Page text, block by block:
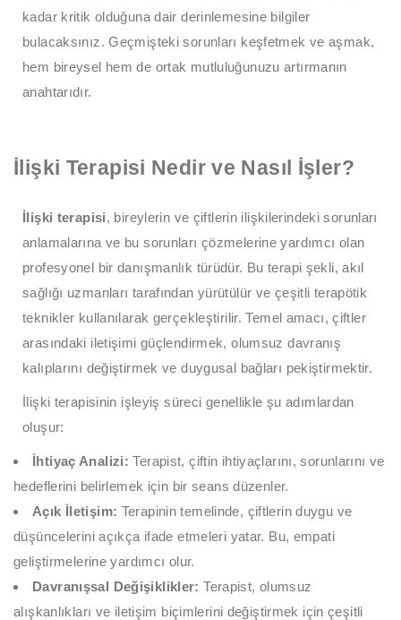
kadar kritik olduğuna dair derinlemesine bilgiler
bulacaksınız. Geçmişteki sorunları keşfetmek ve aşmak,
hem bireysel hem de ortak mutluluğunuzu artırmanın
anahtarıdır.
İlişki Terapisi Nedir ve Nasıl İşler?
İlişki terapisi, bireylerin ve çiftlerin ilişkilerindeki sorunları
anlamalarına ve bu sorunları çözmelerine yardımcı olan
profesyonel bir danışmanlık türüdür. Bu terapi şekli, akıl
sağlığı uzmanları tarafından yürütülür ve çeşitli terapötik
teknikler kullanılarak gerçekleştirilir. Temel amacı, çiftler
arasındaki iletişimi güçlendirmek, olumsuz davranış
kalıplarını değiştirmek ve duygusal bağları pekiştirmektir.
İlişki terapisinin işleyiş süreci genellikle şu adımlardan
oluşur:
İhtiyaç Analizi: Terapist, çiftin ihtiyaçlarını, sorunlarını ve
hedeflerini belirlemek için bir seans düzenler.
Açık İletişim: Terapinin temelinde, çiftlerin duygu ve
düşüncelerini açıkça ifade etmeleri yatar. Bu, empati
geliştirmelerine yardımcı olur.
Davranışsal Değişiklikler: Terapist, olumsuz
alışkanlıkları ve iletişim biçimlerini değiştirmek için çeşitli